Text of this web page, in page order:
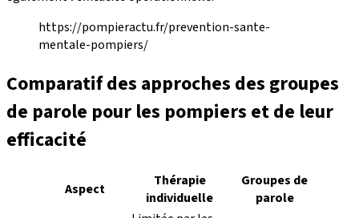
https://pompieractu.fr/prevention-sante-
mentale-pompiers/
Comparatif des approches des groupes
de parole pour les pompiers et de leur
efficacité
Aspect
Thérapie
individuelle
Groupes de
parole